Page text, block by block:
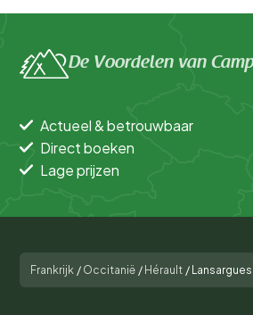
De Voordelen van
Actueel & betrouwbaar
Direct boeken
Lage prijzen
Frankrijk / Occitanië / Hérault / Lansargues